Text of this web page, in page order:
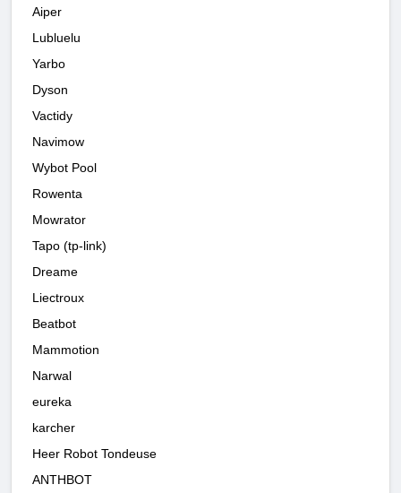
Aiper
Lubluelu
Yarbo
Dyson
Vactidy
Navimow
Wybot Pool
Rowenta
Mowrator
Tapo (tp-link)
Dreame
Liectroux
Beatbot
Mammotion
Narwal
eureka
karcher
Heer Robot Tondeuse
ANTHBOT